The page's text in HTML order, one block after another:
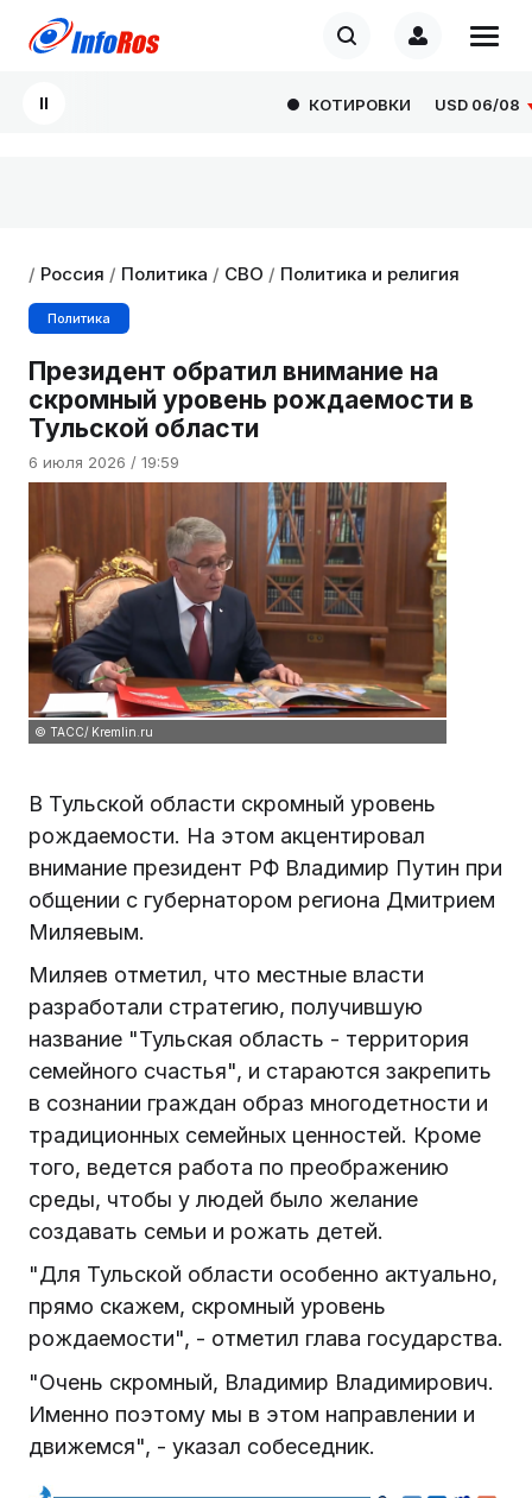
КОТИРОВКИ USD 06/08
/ Россия / Политика / СВО / Политика и религия
Политика
Президент обратил внимание на
скромный уровень рождаемости в
Тульской области
6 июля 2026 / 19:59
© ТАСС/ Kremlin.ru
В Тульской области скромный уровень
рождаемости. На этом акцентировал
внимание президент РФ Владимир Путин при
общении с губернатором региона Дмитрием
Миляевым.
Миляев отметил, что местные власти
разработали стратегию, получившую
название "Тульская область - территория
семейного счастья", и стараются закрепить
в сознании граждан образ многодетности и
традиционных семейных ценностей. Кроме
того, ведется работа по преображению
среды, чтобы у людей было желание
создавать семьи и рожать детей.
"Для Тульской области особенно актуально,
прямо скажем, скромный уровень
рождаемости", - отметил глава государства.
"Очень скромный, Владимир Владимирович.
Именно поэтому мы в этом направлении и
движемся", - указал собеседник.